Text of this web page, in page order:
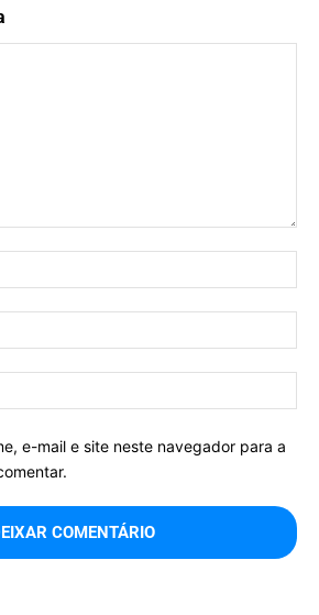
e-mail e site neste navegador para a